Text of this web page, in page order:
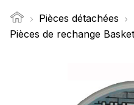
Pièces détachées
Pièces de rechange